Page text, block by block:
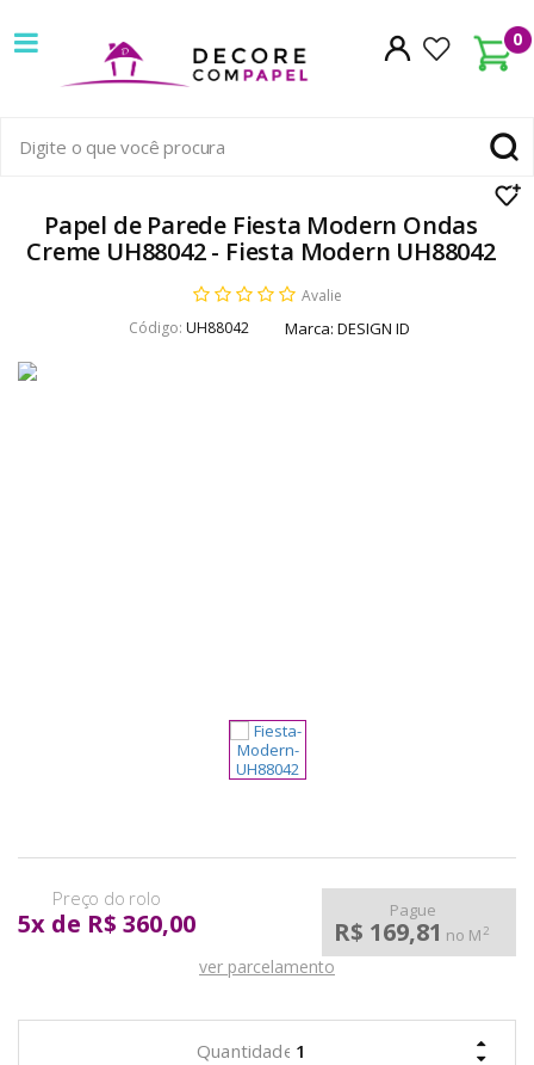
0
Decore
com
papel
pioneira
em
venda
Papel de Parede Fiesta Modern Ondas
Creme UH88042 - Fiesta Modern UH88042
Avalie
Código: UH88042 Marca: DESIGN ID
5x de R$ 360,00 Pague
R$ 169,81 no M2
ver parcelamento